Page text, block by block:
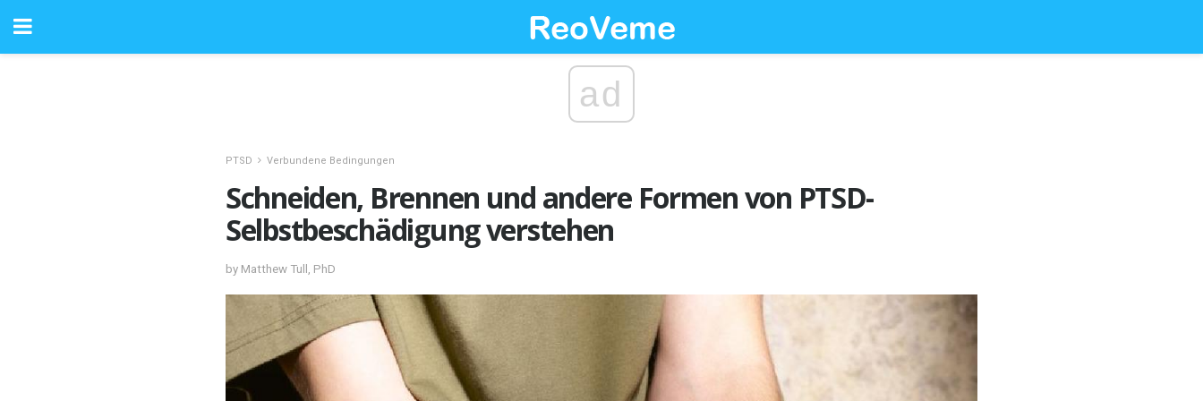
ad
PTSD Verbundene Bedingungen
Schneiden, Brennen und andere Formen von PTSD-
Selbstbeschädigung verstehen
by Matthew Tull, PhD